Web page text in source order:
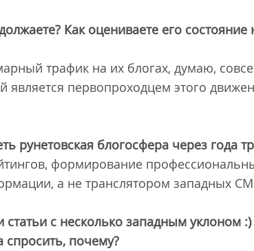
Как оцениваете его состояние
трафик на их блогах, думаю,
является первопроходцем этого
рунетовская блогосфера через года
формирование
а не транслятором западных
с несколько западным уклоном :)
спросить, почему?